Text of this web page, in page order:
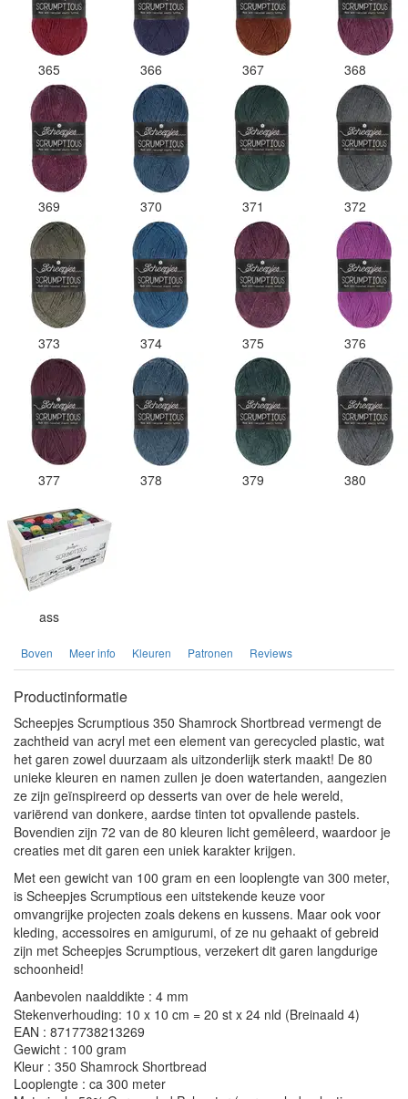
365 366 367 368
369 370 371 372
373 374 375 376
377 378 379 380
ass
Boven Meer info Kleuren Patronen Reviews
Productinformatie
Scheepjes Scrumptious 350 Shamrock Shortbread vermengt de
zachtheid van acryl met een element van gerecycled plastic, wat
het garen zowel duurzaam als uitzonderlijk sterk maakt! De 80
unieke kleuren en namen zullen je doen watertanden, aangezien
ze zijn geïnspireerd op desserts van over de hele wereld,
variërend van donkere, aardse tinten tot opvallende pastels.
Bovendien zijn 72 van de 80 kleuren licht gemêleerd, waardoor je
creaties met dit garen een uniek karakter krijgen.
Met een gewicht van 100 gram en een looplengte van 300 meter,
is Scheepjes Scrumptious een uitstekende keuze voor
omvangrijke projecten zoals dekens en kussens. Maar ook voor
kleding, accessoires en amigurumi, of ze nu gehaakt of gebreid
zijn met Scheepjes Scrumptious, verzekert dit garen langdurige
schoonheid!
Aanbevolen naalddikte : 4 mm
Stekenverhouding: 10 x 10 cm = 20 st x 24 nld (Breinaald 4)
EAN : 8717738213269
Gewicht : 100 gram
Kleur : 350 Shamrock Shortbread
Looplengte : ca 300 meter